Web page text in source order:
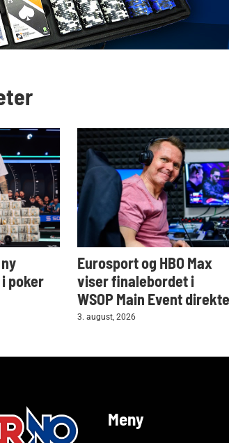
poker
Eurosport og HBO Max
viser finalebordet i
WSOP Main Event direkte
3. august, 2026
Meny